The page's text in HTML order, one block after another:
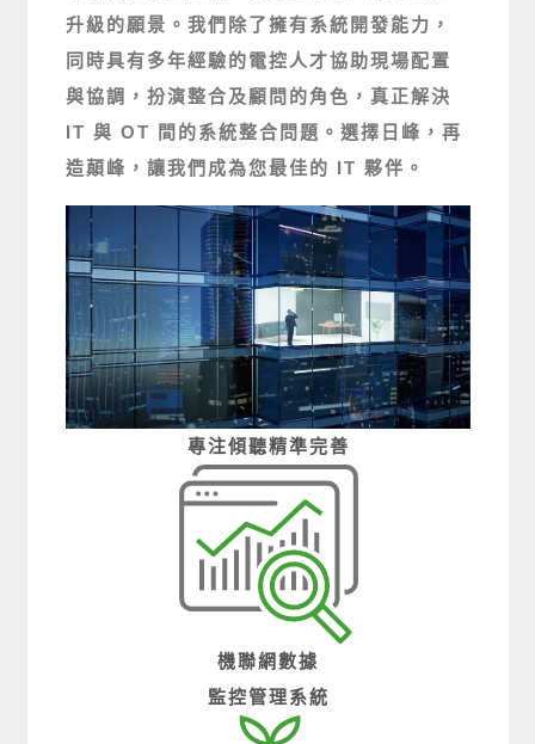
升級的願景。我們除了擁有系統開發能力，
同時具有多年經驗的電控人才協助現場配置
與協調，扮演整合及顧問的角色，真正解決
IT 與 OT 間的系統整合問題。選擇日峰，再
造顛峰，讓我們成為您最佳的 IT 夥伴。
專注傾聽精準完善
機聯網數據
監控管理系統